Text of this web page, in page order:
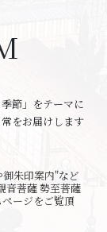
季節」をテーマに
をお届けします
朱印案内"など
音菩薩 勢至菩薩
ージをご覧頂